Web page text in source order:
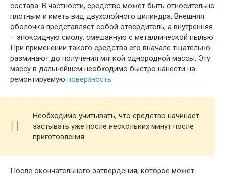
состава. В частности, средство может быть относительно
плотным и иметь вид двухслойного цилиндра. Внешняя
оболочка представляет собой отвердитель, а внутренняя
– эпоксидную смолу, смешанную с металлической пылью.
При применении такого средства его вначале тщательно
разминают до получения мягкой однородной массы. Эту
массу в дальнейшем необходимо быстро нанести на
ремонтируемую поверхность
Необходимо учитывать, что средство начинает
застывать уже после нескольких минут после
приготовления.
После окончательного затвердения, которое может